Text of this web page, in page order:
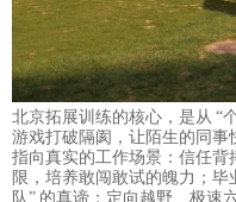
北京拓展训练的核心，是从 “
游戏打破隔阂，让陌生的同
指向真实的工作场景：信任背
限，培养敢闯敢试的魄力；
队” 的真谛；定向越野、极速